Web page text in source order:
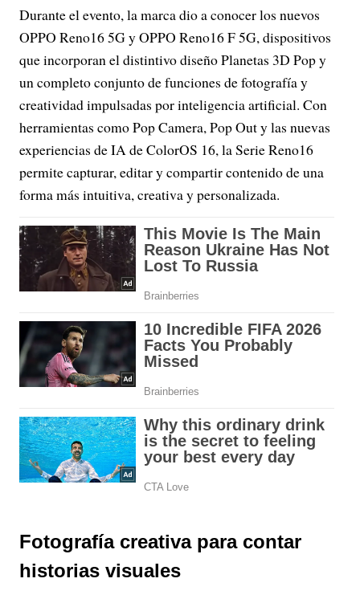
Durante el evento, la marca dio a conocer los nuevos
OPPO Reno16 5G y OPPO Reno16 F 5G, dispositivos
que incorporan el distintivo diseño Planetas 3D Pop y
un completo conjunto de funciones de fotografía y
creatividad impulsadas por inteligencia artificial. Con
herramientas como Pop Camera, Pop Out y las nuevas
experiencias de IA de ColorOS 16, la Serie Reno16
permite capturar, editar y compartir contenido de una
forma más intuitiva, creativa y personalizada.
Fotografía creativa para contar
historias visuales